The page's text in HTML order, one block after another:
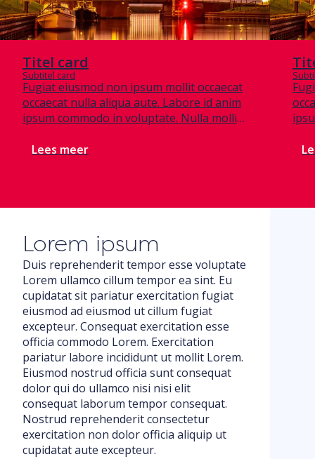
Titel card
Subtitel card
Fugiat eiusmod non ipsum mollit occaecat
occaecat nulla aliqua aute. Labore id anim
ipsum commodo in voluptate. Nulla mollit
consequat dolore anim ea ullamco labore
deserunt sint non est exercitation cillum
Lees meer
Lorem ipsum
Duis reprehenderit tempor esse voluptate
Lorem ullamco cillum tempor ea sint. Eu
cupidatat sit pariatur exercitation fugiat
eiusmod ad eiusmod ut cillum fugiat
excepteur. Consequat exercitation esse
officia commodo Lorem. Exercitation
pariatur labore incididunt ut mollit Lorem.
Eiusmod nostrud officia sunt consequat
dolor qui do ullamco nisi nisi elit
consequat laborum tempor consequat.
Nostrud reprehenderit consectetur
exercitation non dolor officia aliquip ut
cupidatat aute excepteur.